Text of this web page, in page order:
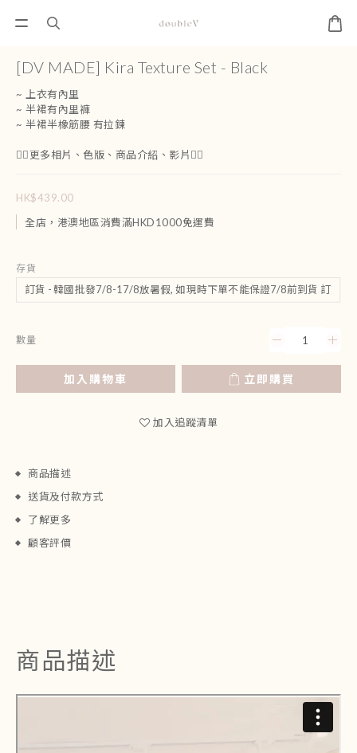
[DV MADE] Kira Texture Set - Black
~ 上衣有內里
~ 半裙有內里褲
~ 半裙半橡筋腰 有拉鍊
👇🏻更多相片、色版、商品介紹、影片👇🏻
HK$439.00
全店，港澳地區消費滿HKD1000免運費
存貨
數量
加入購物車 立即購買
加入追蹤清單
商品描述
送貨及付款方式
了解更多
顧客評價
商品描述